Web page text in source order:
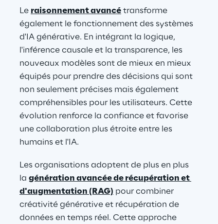
Le raisonnement avancé transforme
également le fonctionnement des systèmes
d'IA générative. En intégrant la logique,
l'inférence causale et la transparence, les
nouveaux modèles sont de mieux en mieux
équipés pour prendre des décisions qui sont
non seulement précises mais également
compréhensibles pour les utilisateurs. Cette
évolution renforce la confiance et favorise
une collaboration plus étroite entre les
humains et l'IA.
Les organisations adoptent de plus en plus
la génération avancée de récupération et
d'augmentation (RAG) pour combiner
créativité générative et récupération de
données en temps réel. Cette approche